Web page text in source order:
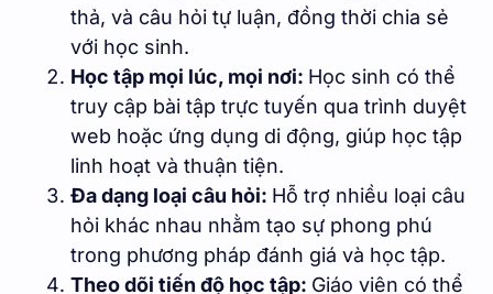
thả, và câu hỏi tự luận, đồng thời chia sẻ
với học sinh.
Học tập mọi lúc, mọi nơi: Học sinh có thể
truy cập bài tập trực tuyến qua trình duyệt
web hoặc ứng dụng di động, giúp học tập
linh hoạt và thuận tiện.
Đa dạng loại câu hỏi: Hỗ trợ nhiều loại câu
hỏi khác nhau nhằm tạo sự phong phú
trong phương pháp đánh giá và học tập.
Theo dõi tiến độ học tập: Giáo viên có thể